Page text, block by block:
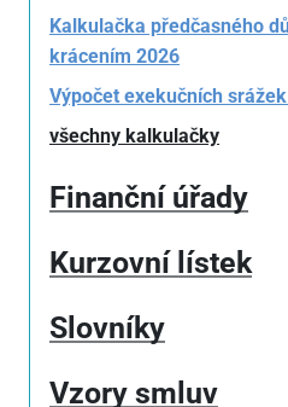
Kalkulačka předčasného
krácením 2026
Výpočet exekučních
všechny kalkulačky
Finanční úřady
Kurzovní lístek
Slovníky
Vzory smluv